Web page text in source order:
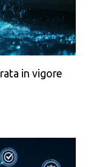
in vigore